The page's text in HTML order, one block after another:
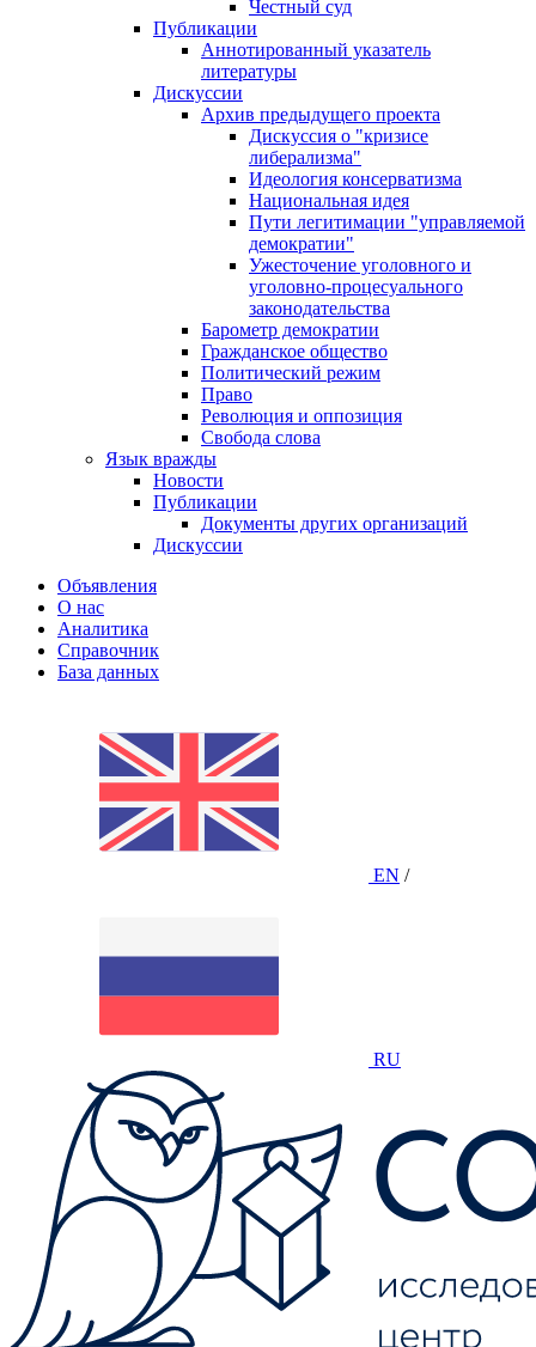
Честный суд
Публикации
Аннотированный указатель
литературы
Дискуссии
Архив предыдущего проекта
Дискуссия о "кризисе
либерализма"
Идеология консерватизма
Национальная идея
Пути легитимации "управляемой
демократии"
Ужесточение уголовного и
уголовно-процесуального
законодательства
Барометр демократии
Гражданское общество
Политический режим
Право
Революция и оппозиция
Свобода слова
Язык вражды
Новости
Публикации
Документы других организаций
Дискуссии
Объявления
О нас
Аналитика
Справочник
База данных
EN /
RU